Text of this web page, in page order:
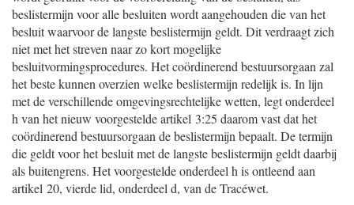
beslistermijn voor alle besluiten wordt aangehouden die van het
besluit waarvoor de langste beslistermijn geldt. Dit verdraagt zich
niet met het streven naar zo kort mogelijke
besluitvormingsprocedures. Het coördinerend bestuursorgaan zal
het beste kunnen overzien welke beslistermijn redelijk is. In lijn
met de verschillende omgevingsrechtelijke wetten, legt onderdeel
h van het nieuw voorgestelde artikel 3:25 daarom vast dat het
coördinerend bestuursorgaan de beslistermijn bepaalt. De termijn
die geldt voor het besluit met de langste beslistermijn geldt daarbij
als buitengrens. Het voorgestelde onderdeel h is ontleend aan
artikel 20, vierde lid, onderdeel d, van de Tracéwet.